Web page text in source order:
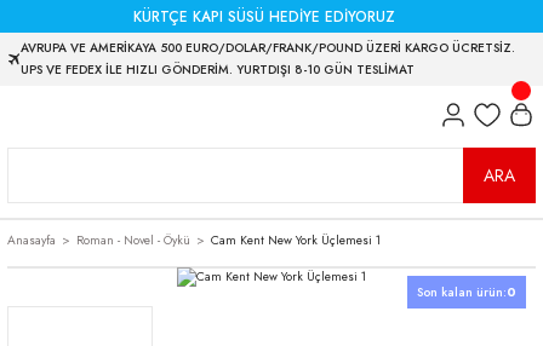
KÜRTÇE KAPI SÜSÜ HEDİYE EDİYORUZ
AVRUPA VE AMERİKAYA 500 EURO/DOLAR/FRANK/POUND ÜZERİ KARGO ÜCRETSİZ.
UPS VE FEDEX İLE HIZLI GÖNDERİM. YURTDIŞI 8-10 GÜN TESLİMAT
ARA
Anasayfa Roman - Novel - Öykü Cam Kent New York Üçlemesi 1
Son kalan ürün:0